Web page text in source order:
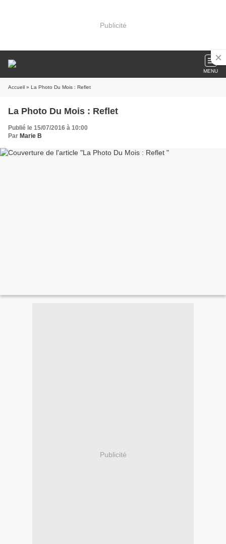
Publicité
MENU
Accueil » La Photo Du Mois : Reflet
La Photo Du Mois : Reflet
Publié le 15/07/2016 à 10:00
Par Marie B
Publicité